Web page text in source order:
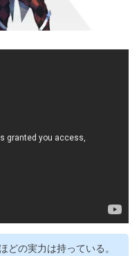
どの実力は持っている。